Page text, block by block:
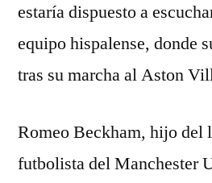
estaría dispuesto a
equipo hispalense, donde
tras su marcha al Aston
Romeo Beckham, hijo del
futbolista del Manchester